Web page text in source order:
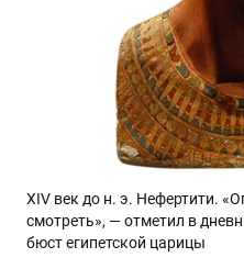
XIV век до н. э. Нефертити.
смотреть», — отметил в
бюст египетской царицы